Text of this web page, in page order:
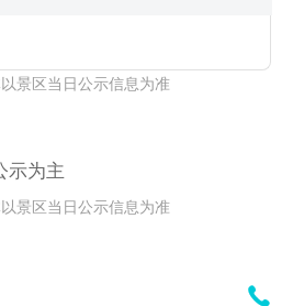
景区当日公示信息为准
示为主
景区当日公示信息为准
